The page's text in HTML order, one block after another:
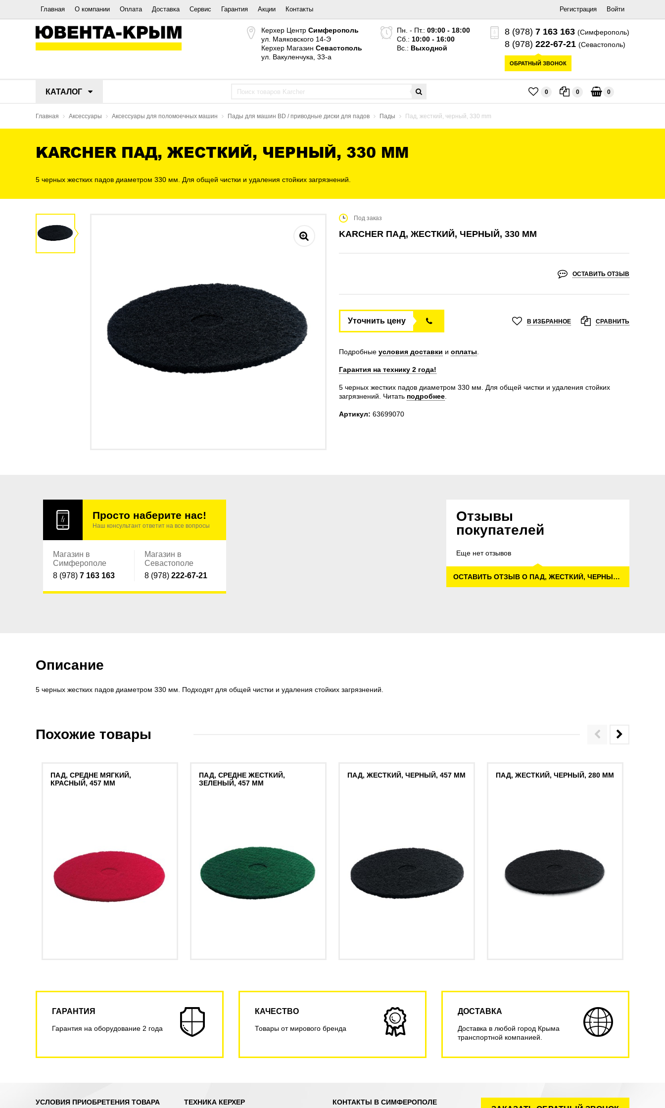
Главная О компании Оплата Доставка Сервис Гарантия Акции Контакты Регистрация Войти
Керхер Центр Симферополь
ул. Маяковского 14-Э
Керхер Магазин Севастополь
ул. Вакуленчука, 33-а
Пн. - Пт.: 09:00 - 18:00
Сб.: 10:00 - 16:00
Вс.: Выходной
8 (978) 7 163 163 (Симферополь)
8 (978) 222-67-21 (Севастополь)
ОБРАТНЫЙ ЗВОНОК
КАТАЛОГ 0 0 0
Главная Аксессуары Аксессуары для поломоечных машин Пады для машин BD / приводные диски для падов Пады Пад, жесткий, черный, 330 mm
KARCHER ПАД, ЖЕСТКИЙ, ЧЕРНЫЙ, 330 MM
5 черных жестких падов диаметром 330 мм. Для общей чистки и удаления стойких загрязнений.
Под заказ
KARCHER ПАД, ЖЕСТКИЙ, ЧЕРНЫЙ, 330 MM
ОСТАВИТЬ ОТЗЫВ
Уточнить цену В ИЗБРАННОЕ СРАВНИТЬ
Подробные условия доставки и оплаты
Гарантия на технику 2 года!
5 черных жестких падов диаметром 330 мм. Для общей чистки и удаления стойких
загрязнений.
Читать подробнее.
Артикул: 63699070
Просто наберите нас!
Наш консультант ответит на все вопросы
Магазин в
Симферополе
8 (978) 7 163 163
Магазин в
Севастополе
8 (978) 222-67-21
Отзывы
покупателей
Еще нет отзывов
ОСТАВИТЬ ОТЗЫВ О ПАД, ЖЕСТКИЙ, ЧЕРНЫЙ, 330 MM
Описание
5 черных жестких падов диаметром 330 мм. Подходят для общей чистки и удаления стойких загрязнений.
Похожие товары
ПАД, СРЕДНЕ МЯГКИЙ,
КРАСНЫЙ, 457 MM
ПАД, СРЕДНЕ ЖЕСТКИЙ,
ЗЕЛЕНЫЙ, 457 MM
ПАД, ЖЕСТКИЙ, ЧЕРНЫЙ, 457 MM ПАД, ЖЕСТКИЙ, ЧЕРНЫЙ, 280 MM
ГАРАНТИЯ
Гарантия на оборудование 2 года
КАЧЕСТВО
Товары от мирового бренда
ДОСТАВКА
Доставка в любой город Крыма
транспортной компанией.
УСЛОВИЯ ПРИОБРЕТЕНИЯ ТОВАРА ТЕХНИКА КЕРХЕР КОНТАКТЫ В СИМФЕРОПОЛЕ